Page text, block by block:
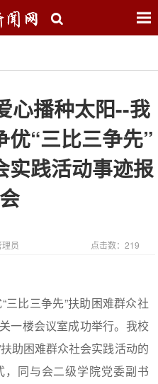
播种太阳--我
“三比三争先”
实践活动事迹报
员 点击数： 219
三比三争先”扶助困难群众社
一楼会议室成功举行。我校
助困难群众社会实践活动的
同与会二级学院党委副书